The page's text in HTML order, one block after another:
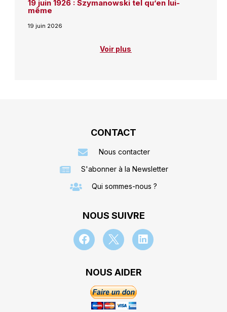
19 juin 1926 : Szymanowski tel qu’en lui-
même
19 juin 2026
Voir plus
CONTACT
Nous contacter
S'abonner à la Newsletter
Qui sommes-nous ?
NOUS SUIVRE
NOUS AIDER